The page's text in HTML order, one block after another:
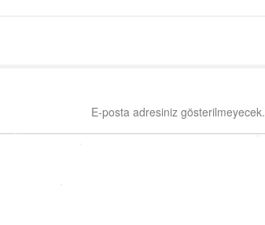
E-posta adresiniz gösterilmeyecek.